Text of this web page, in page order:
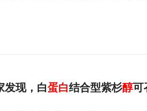
发现，白蛋白结合型紫杉醇可